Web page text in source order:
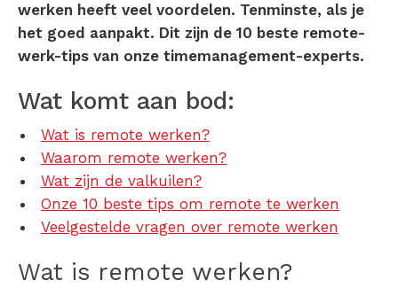
werken heeft veel voordelen. Tenminste, als je
het goed aanpakt. Dit zijn de 10 beste remote-
werk-tips van onze timemanagement-experts.
Wat komt aan bod:
Wat is remote werken?
Waarom remote werken?
Wat zijn de valkuilen?
Onze 10 beste tips om remote te werken
Veelgestelde vragen over remote werken
Wat is remote werken?